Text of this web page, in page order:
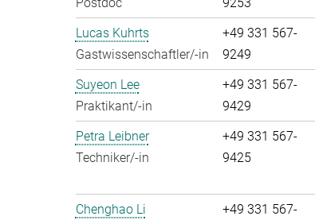
Lucas Kuhrts
Gastwissenschaftler/-in
+49 331 567-
9249
Suyeon Lee
Praktikant/-in
+49 331 567-
9429
Petra Leibner
Techniker/-in
+49 331 567-
9425
Chenghao Li
+49 331 567-